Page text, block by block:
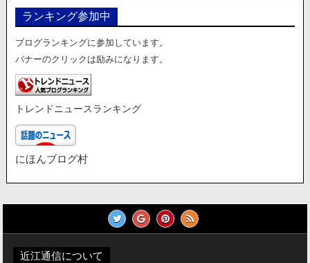
リ
ランキング参加中
ブログランキングに参加しています。
バナーのクリックは励みになります。
トレンドニュースランキング
にほんブログ村
近江通信について